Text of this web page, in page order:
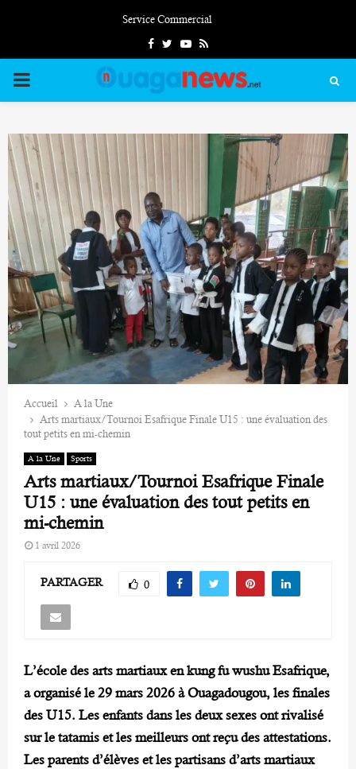
Service Commercial
FacebookTwitterYoutube
Rss
PRIMARY
Accueil
A la Une
Arts martiaux/Tournoi Esafrique Finale U15 : une évaluation des
tout petits en mi-chemin
A la Une Sports
Arts martiaux/Tournoi Esafrique Finale
U15 : une évaluation des tout petits en
mi-chemin
1 avril 2026
PARTAGER 0
L’école des arts martiaux en kung fu wushu Esafrique,
a organisé le 29 mars 2026 à Ouagadougou, les finales
des U15. Les enfants dans les deux sexes ont rivalisé
sur le tatamis et les meilleurs ont reçu des attestations.
Les parents d’élèves et les partisans d’arts martiaux